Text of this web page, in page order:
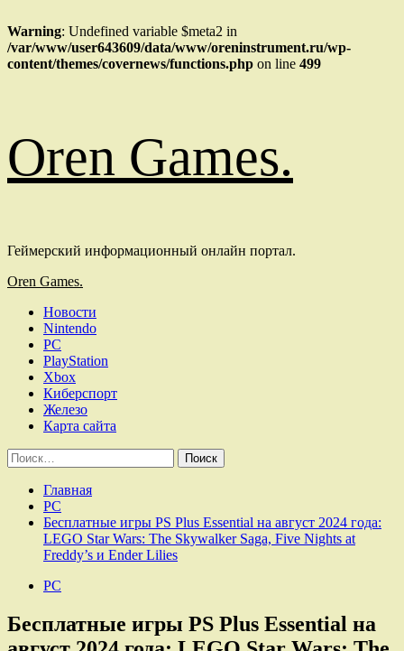
Warning: Undefined variable $meta2 in
/var/www/user643609/data/www/oreninstrument.ru/wp-
content/themes/covernews/functions.php on line 499
к
содержимому
Oren Games.
Геймерский информационный онлайн портал.
Основное
Oren Games.
Новости
Nintendo
PC
PlayStation
Xbox
Киберспорт
Железо
Карта сайта
Найти:
Главная
PC
Бесплатные игры PS Plus Essential на август 2024 года:
LEGO Star Wars: The Skywalker Saga, Five Nights at
Freddy’s и Ender Lilies
PC
Бесплатные игры PS Plus Essential на